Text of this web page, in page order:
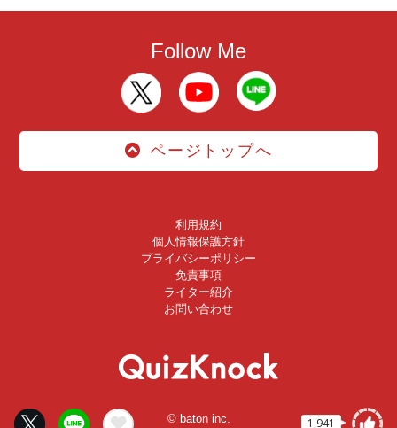
1,941
Follow Me
ページトップへ
利用規約
個人情報保護方針
プライバシーポリシー
免責事項
ライター紹介
お問い合わせ
© baton inc.